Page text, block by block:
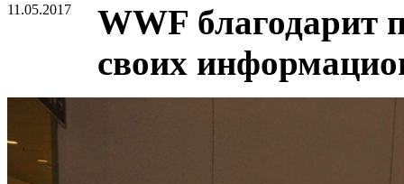
11.05.2017
WWF благодарит
своих